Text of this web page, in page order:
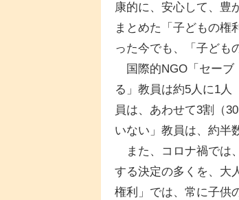
康的に、安心して、豊
まとめた「子どもの権
った今でも、「子ども
国際的NGO「セーブ
る」教員は約5人に1人
員は、あわせて3割（
いない」教員は、約半
また、コロナ禍では
する決定の多くを、大
権利」では、常に子供